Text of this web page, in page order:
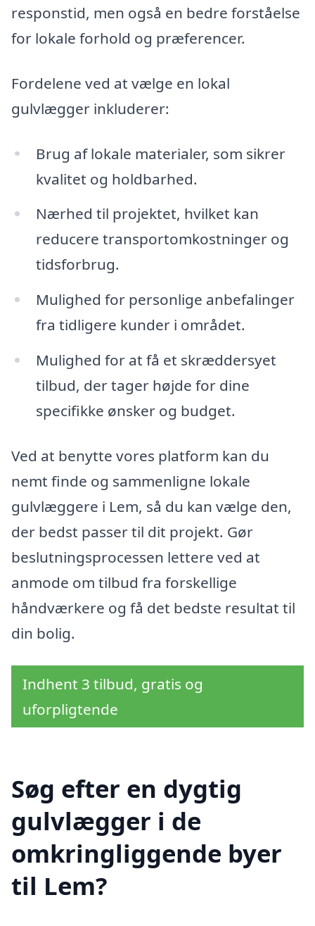
responstid, men også en bedre forståelse
for lokale forhold og præferencer.
Fordelene ved at vælge en lokal
gulvlægger inkluderer:
Brug af lokale materialer, som sikrer
kvalitet og holdbarhed.
Nærhed til projektet, hvilket kan
reducere transportomkostninger og
tidsforbrug.
Mulighed for personlige anbefalinger
fra tidligere kunder i området.
Mulighed for at få et skræddersyet
tilbud, der tager højde for dine
specifikke ønsker og budget.
Ved at benytte vores platform kan du
nemt finde og sammenligne lokale
gulvlæggere i Lem, så du kan vælge den,
der bedst passer til dit projekt. Gør
beslutningsprocessen lettere ved at
anmode om tilbud fra forskellige
håndværkere og få det bedste resultat til
din bolig.
Indhent 3 tilbud, gratis og
uforpligtende
Søg efter en dygtig
gulvlægger i de
omkringliggende byer
til Lem?